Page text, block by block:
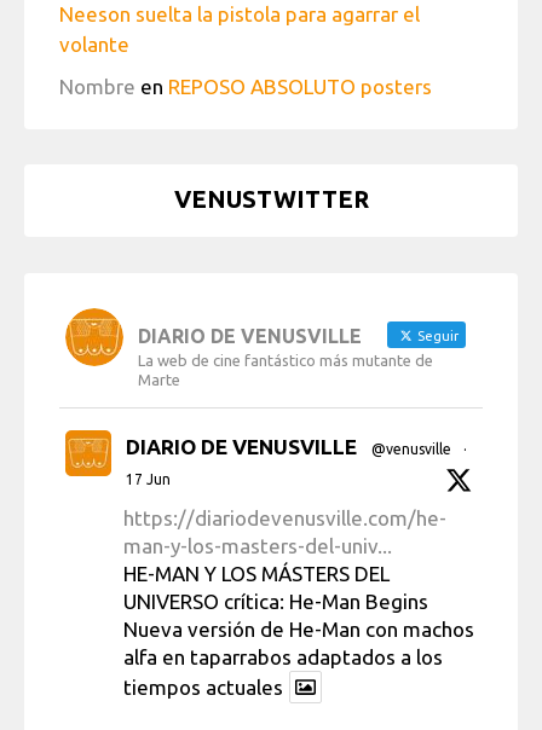
Neeson suelta la pistola para agarrar el
volante
Nombre en REPOSO ABSOLUTO posters
VENUSTWITTER
DIARIO DE VENUSVILLE Seguir
La web de cine fantástico más mutante de
Marte
DIARIO DE VENUSVILLE @venusville
·
17 Jun
https://diariodevenusville.com/he-
man-y-los-masters-del-univ...
HE-MAN Y LOS MÁSTERS DEL
UNIVERSO crítica: He-Man Begins
Nueva versión de He-Man con machos
alfa en taparrabos adaptados a los
tiempos actuales